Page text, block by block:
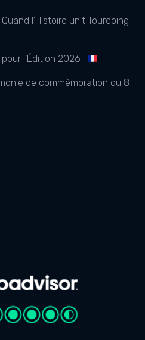
l’Histoire unit Tourcoing
l’Édition 2026 !
de commémoration du 8